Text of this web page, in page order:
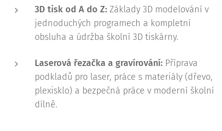
3D tisk od A do Z: Základy 3D modelování v
jednoduchých programech a kompletní
obsluha a údržba školní 3D tiskárny.
Laserová řezačka a gravírování: Příprava
podkladů pro laser, práce s materiály (dřevo,
plexisklo) a bezpečná práce v moderní školní
dílně.